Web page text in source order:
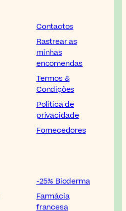
Contactos
Rastrear as
minhas
encomendas
Termos &
Condições
Política de
privacidade
Fornecedores
-25% Bioderma
Farmácia
francesa